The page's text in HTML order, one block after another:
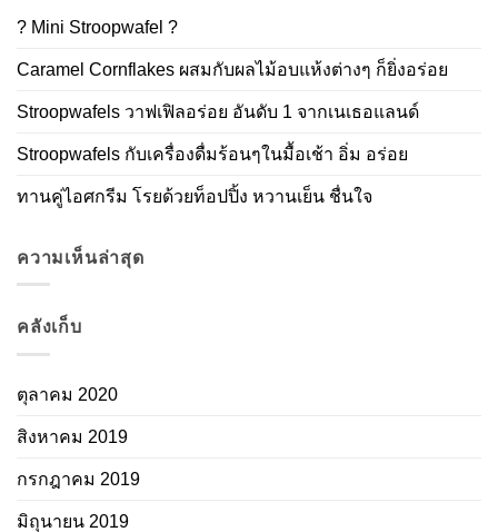
? Mini Stroopwafel ?
Caramel Cornflakes ผสมกับผลไม้อบแห้งต่างๆ ก็ยิ่งอร่อย
Stroopwafels วาฟเฟิลอร่อย อันดับ 1 จากเนเธอแลนด์
Stroopwafels กับเครื่องดื่มร้อนๆในมื้อเช้า อิ่ม อร่อย
ทานคู่ไอศกรีม โรยด้วยท็อปปิ้ง หวานเย็น ชื่นใจ
ความเห็นล่าสุด
คลังเก็บ
ตุลาคม 2020
สิงหาคม 2019
กรกฎาคม 2019
มิถุนายน 2019